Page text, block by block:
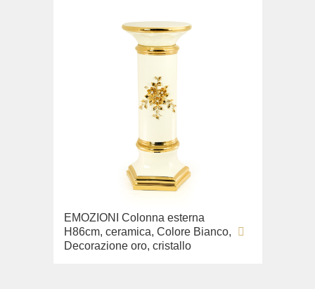
EMOZIONI Colonna esterna
H86cm, ceramica, Colore Bianco,
Decorazione oro, cristallo